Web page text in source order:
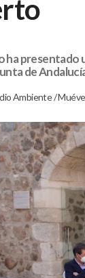
ha presentado
de
Ambiente/